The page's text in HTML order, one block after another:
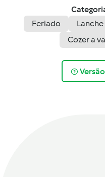
Feriado
Lanche
Cozer a